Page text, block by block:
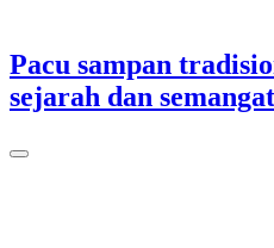
Pacu sampan
sejarah dan